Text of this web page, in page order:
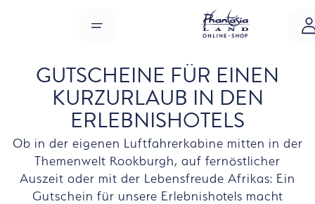
MENÜ
GUTSCHEINE FÜR EINEN
KURZURLAUB IN DEN
ERLEBNISHOTELS
Ob in der eigenen Luftfahrerkabine mitten in der
Themenwelt Rookburgh, auf fernöstlicher
Auszeit oder mit der Lebensfreude Afrikas: Ein
Gutschein für unsere Erlebnishotels macht